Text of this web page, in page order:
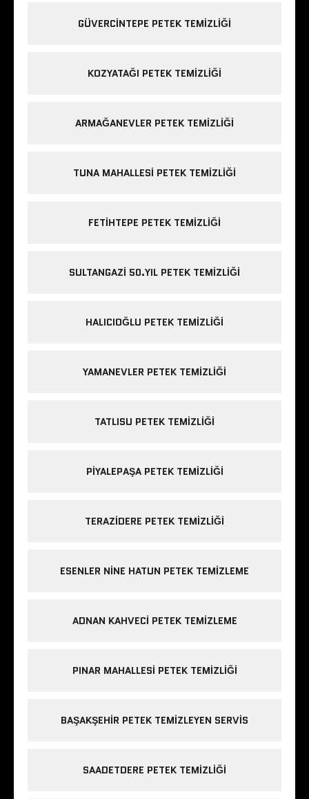
GÜVERCINTEPE PETEK TEMIZLIĞI
KOZYATAĞI PETEK TEMIZLIĞI
ARMAĞANEVLER PETEK TEMIZLIĞI
TUNA MAHALLESI PETEK TEMIZLIĞI
FETIHTEPE PETEK TEMIZLIĞI
SULTANGAZI 50.YIL PETEK TEMIZLIĞI
HALICIOĞLU PETEK TEMIZLIĞI
YAMANEVLER PETEK TEMIZLIĞI
TATLISU PETEK TEMIZLIĞI
PIYALEPAŞA PETEK TEMIZLIĞI
TERAZIDERE PETEK TEMIZLIĞI
ESENLER NINE HATUN PETEK TEMIZLEME
ADNAN KAHVECI PETEK TEMIZLEME
PINAR MAHALLESI PETEK TEMIZLIĞI
BAŞAKŞEHIR PETEK TEMIZLEYEN SERVIS
SAADETDERE PETEK TEMIZLIĞI